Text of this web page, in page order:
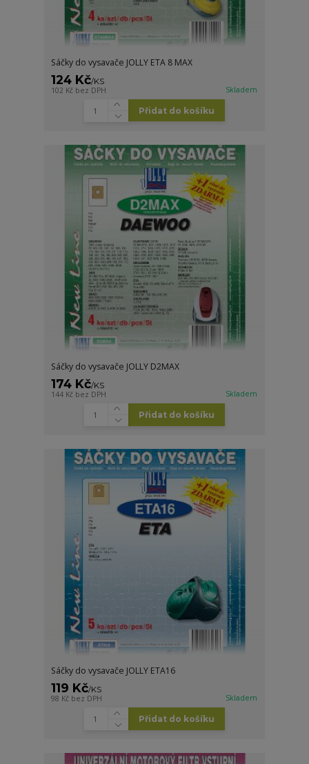
Sáčky do vysavače JOLLY ETA 8 MAX
124 Kč/KS
102 Kč bez DPH Skladem
Přidat do košíku
Sáčky do vysavače JOLLY D2MAX
174 Kč/KS
144 Kč bez DPH Skladem
Přidat do košíku
Sáčky do vysavače JOLLY ETA16
119 Kč/KS
98 Kč bez DPH Skladem
Přidat do košíku